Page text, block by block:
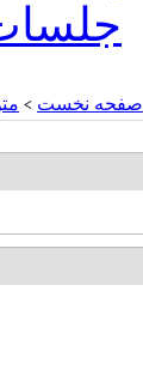
صفحه نخست >